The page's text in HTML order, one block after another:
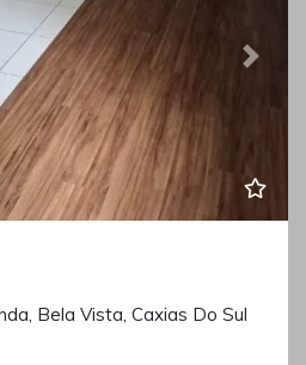
Next
Bela Vista, Caxias Do Sul